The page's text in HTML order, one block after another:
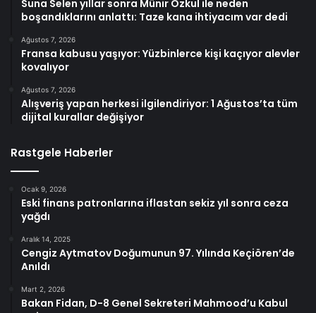
Suna Selen yıllar sonra Münir Özkul ile neden
boşandıklarını anlattı: Taze kana ihtiyacım var dedi
Ağustos 7, 2026
Fransa kabusu yaşıyor: Yüzbinlerce kişi kaçıyor alevler
kovalıyor
Ağustos 7, 2026
Alışveriş yapan herkesi ilgilendiriyor: 1 Ağustos’ta tüm
dijital kurallar değişiyor
Rastgele Haberler
Ocak 9, 2026
Eski finans patronlarına iflastan sekiz yıl sonra ceza
yağdı
Aralık 14, 2025
Cengiz Aytmatov Doğumunun 97. Yılında Keçiören’de
Anıldı
Mart 2, 2026
Bakan Fidan, D-8 Genel Sekreteri Mahmood’u Kabul